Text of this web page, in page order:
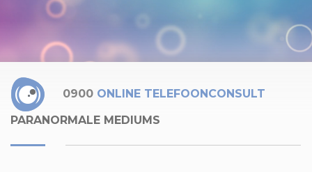
0900 ONLINE TELEFOONCONSULT
PARANORMALE MEDIUMS